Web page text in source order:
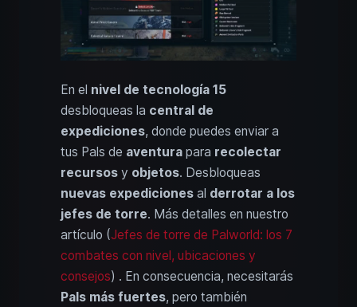
En el nivel de tecnología 15
desbloqueas la central de
expediciones, donde puedes enviar a
tus Pals de aventura para recolectar
recursos y objetos. Desbloqueas
nuevas expediciones al derrotar a los
jefes de torre. Más detalles en nuestro
artículo (Jefes de torre de Palworld: los 7
combates con nivel, ubicaciones y
consejos) . En consecuencia, necesitarás
Pals más fuertes, pero también